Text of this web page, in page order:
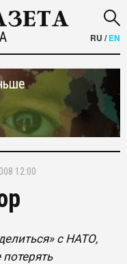
RU /EN
12:00
с НАТО,